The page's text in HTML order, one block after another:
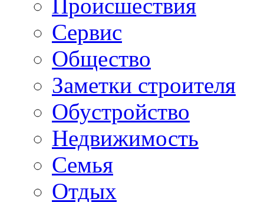
Происшествия
Сервис
Общество
Заметки строителя
Обустройство
Недвижимость
Семья
Отдых